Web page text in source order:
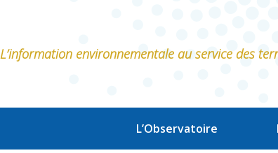
L’information environnementale au service des
L’Observatoire